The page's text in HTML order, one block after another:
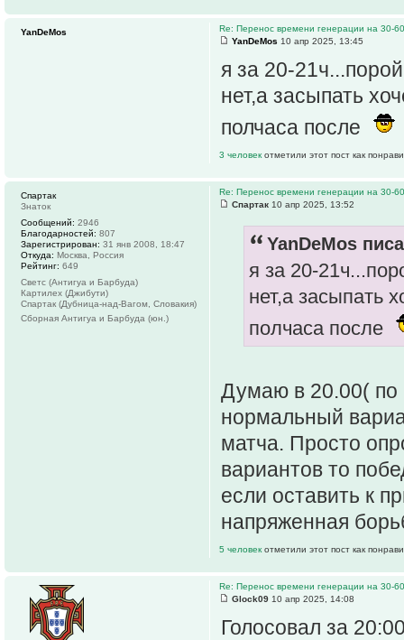
Re: Перенос времени генерации на 30-
YanDeMos 10 апр 2025, 13:45
я за 20-
нет,а засыпать
полчаса после
3 человек отметили этот пост как
YanDeMos
Re: Перенос времени генерации на 30-
Спартак 10 апр 2025, 13:52
YanDeMos
я за 20-
нет,а засыпать
полчаса после
Думаю в 20.00( по
нормальный
матча. Просто
вариантов то
если оставить к
напряженная
5 человек отметили этот пост как
Спартак
Знаток
Сообщений: 2946
Благодарностей: 807
Зарегистрирован: 31 янв 2008, 18:47
Откуда: Москва, Россия
Рейтинг: 649
Светс (Антигуа и Барбуда)
Картилех (Джибути)
Спартак (Дубница-над-Вагом, Словакия)
Сборная Антигуа и Барбуда (юн.)
Re: Перенос времени генерации на 30-
Glock09 10 апр 2025, 14:08
Голосовал за